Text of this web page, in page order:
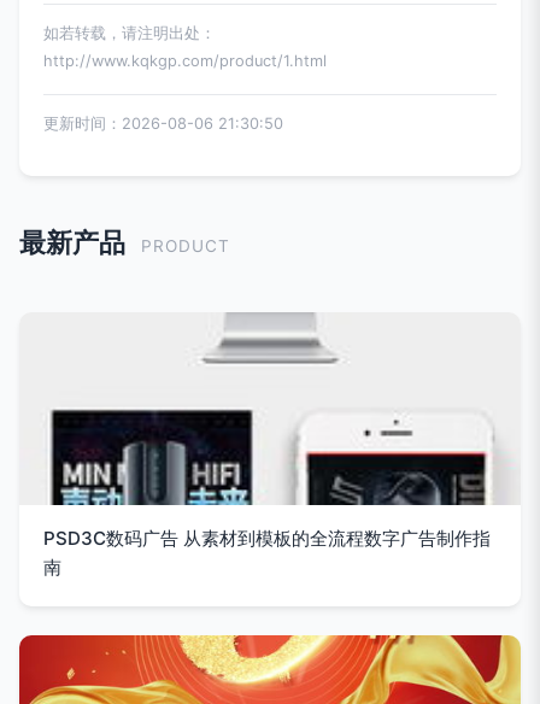
如若转载，请注明出处：
http://www.kqkgp.com/product/1.html
更新时间：2026-08-06 21:30:50
最新产品 PRODUCT
PSD3C数码广告 从素材到模板的全流程数字广告制作指
南